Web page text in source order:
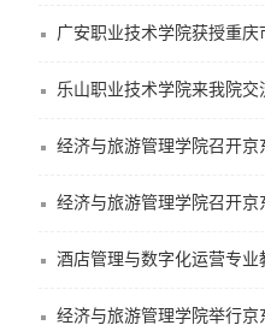
广安职业技术学院获授重
乐山职业技术学院来我院
经济与旅游管理学院召开京
经济与旅游管理学院召开京
酒店管理与数字化运营专
经济与旅游管理学院举行